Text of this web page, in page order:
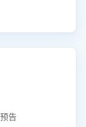
告